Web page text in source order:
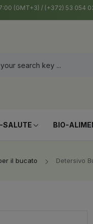
(GMT+3) / (+372) 53 054
SALUTE BIO-
il bucato Detersivo